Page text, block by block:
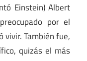
Einstein) Albert
por el
vivir. También fue,
quizás el más